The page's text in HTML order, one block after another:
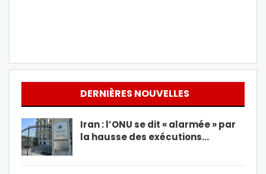
DERNIÈRES NOUVELLES
Iran : l’ONU se dit « alarmée » par
la hausse des exécutions…